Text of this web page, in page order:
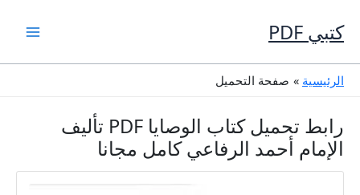
إلى
المحتوى
كتبي PDF
الرئيسية صفحة التحميل
رابط تحميل كتاب الوصايا PDF تأليف
الإمام أحمد الرفاعي كامل مجانا